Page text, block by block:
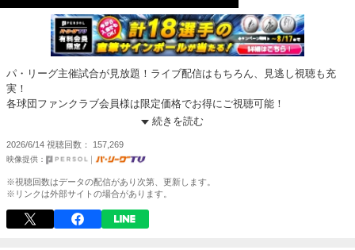
パ・リーグ主催試合が見放題！ライブ配信はもちろん、見逃し視聴も充
実！
各球団ファンクラブ会員様は限定価格でお得にご視聴可能！
https://pacificleague.com/ptv?utm_source=sportsnavi&utm_medium=vod
続きを読む
2026/6/14 視聴回数 157,269
※視聴回数はデータの配信があり次第、更新します。
※リンクは外部サイトの場合があります。